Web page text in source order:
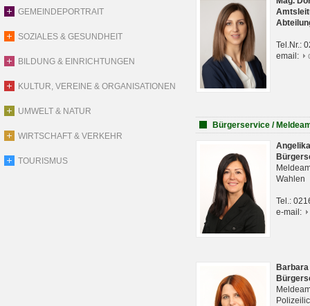
GEMEINDEPORTRAIT
SOZIALES & GESUNDHEIT
BILDUNG & EINRICHTUNGEN
KULTUR, VEREINE & ORGANISATIONEN
UMWELT & NATUR
WIRTSCHAFT & VERKEHR
TOURISMUS
Tel.Nr.:
email:
Bürgerservice /
Wahlen
Tel.:
e-mail: